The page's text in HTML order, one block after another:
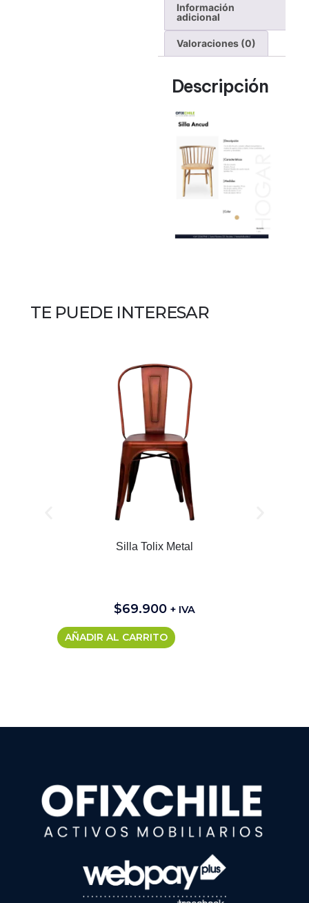
Información
adicional
Valoraciones (0)
Descripción
TE PUEDE INTERESAR
Silla Tolix Metal
$69.900 + IVA
AÑADIR AL CARRITO